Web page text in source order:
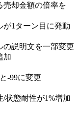
却金額の倍率を
1ターン目に発動
説明文を一部変更
加
-99に変更
状態耐性が1%増加